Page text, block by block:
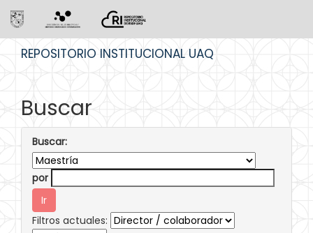
REPOSITORIO INSTITUCIONAL UAQ
Buscar
Buscar:
por
Filtros actuales: